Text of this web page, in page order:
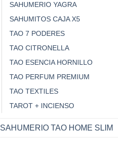
SAHUMERIO YAGRA
SAHUMITOS CAJA X5
TAO 7 PODERES
TAO CITRONELLA
TAO ESENCIA HORNILLO
TAO PERFUM PREMIUM
TAO TEXTILES
TAROT + INCIENSO
SAHUMERIO TAO HOME SLIM